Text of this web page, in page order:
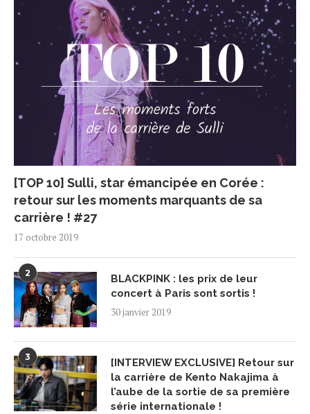
[TOP 10] Sulli, star émancipée en Corée :
retour sur les moments marquants de sa
carrière ! #27
17 octobre 2019
2
BLACKPINK : les prix de leur
concert à Paris sont sortis !
30 janvier 2019
3
[INTERVIEW EXCLUSIVE] Retour sur
la carrière de Kento Nakajima à
l’aube de la sortie de sa première
série internationale !